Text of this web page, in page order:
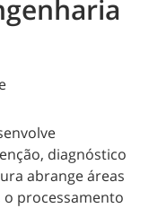
diagnóstico
abrange áreas
processamento